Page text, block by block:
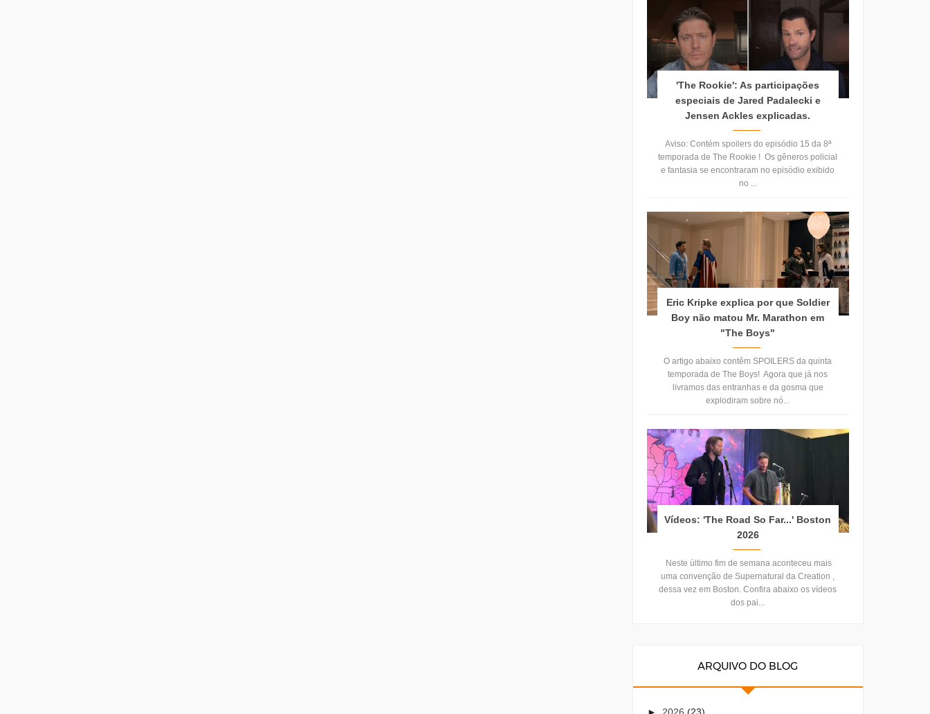
'The Rookie': As participações
especiais de Jared Padalecki e
Jensen Ackles explicadas.
Aviso: Contém spoilers do episódio 15 da 8ª
temporada de The Rookie ! Os gêneros policial
e fantasia se encontraram no episódio exibido
no ...
Eric Kripke explica por que Soldier
Boy não matou Mr. Marathon em
"The Boys"
O artigo abaixo contêm SPOILERS da quinta
temporada de The Boys! Agora que já nos
livramos das entranhas e da gosma que
explodiram sobre nó...
Vídeos: 'The Road So Far...' Boston
2026
Neste último fim de semana aconteceu mais
uma convenção de Supernatural da Creation ,
dessa vez em Boston. Confira abaixo os vídeos
dos pai...
ARQUIVO DO BLOG
► 2026 (23)